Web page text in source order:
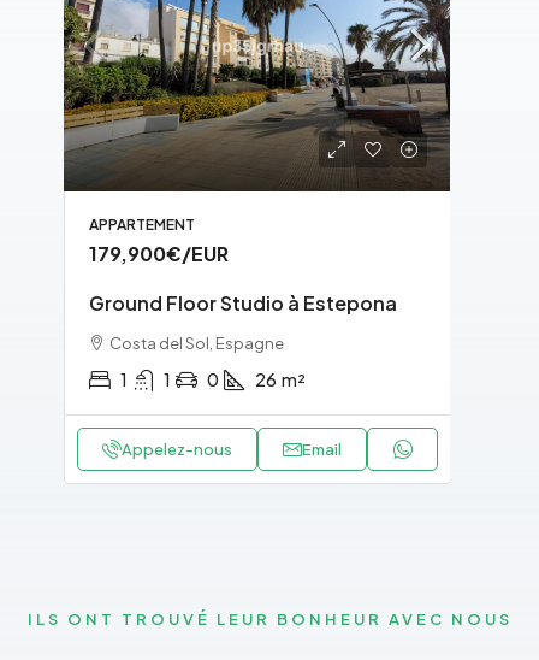
PLUS DE DÉTAILS
APPARTEMENT
179,900€/EUR
Ground Floor Studio à Estepona
Costa del Sol, Espagne
1 1 0 26 m²
Appelez-nous Email
ILS ONT TROUVÉ LEUR BONHEUR AVEC NOUS